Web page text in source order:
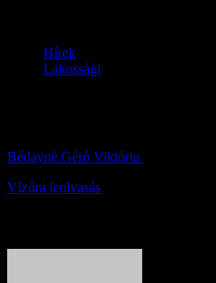
Hírek
Lakossági
Bédayné Géró Viktória
Vízóra leolvasás